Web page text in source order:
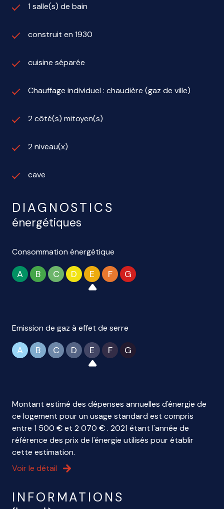
1 salle(s) de bain
construit en 1930
cuisine séparée
Chauffage individuel : chaudière (gaz de ville)
2 côté(s) mitoyen(s)
2 niveau(x)
cave
DIAGNOSTICS
énergétiques
Consommation énergétique
A B C D E F G
Emission de gaz à effet de serre
A B C D E F G
Montant estimé des dépenses annuelles d'énergie de
ce logement pour un usage standard est compris
entre 1 500 € et 2 070 € . 2021 étant l'année de
référence des prix de l'énergie utilisés pour établir
cette estimation.
Voir le détail
INFORMATIONS